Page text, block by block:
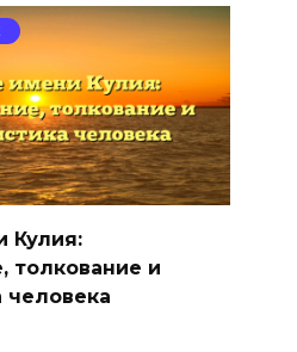
Кулия:
толкование и
человека